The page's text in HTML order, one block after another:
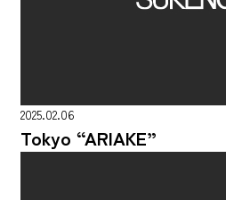
2025.02.06
Tokyo “ARIAKE”